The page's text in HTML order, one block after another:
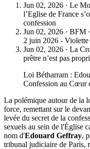
Jun 02, 2026 · Le
l’Eglise de France
confession
Jun 02, 2026 · BFM ·
2 juin 2026 -
Jun 02, 2026 · La
prêtre n’est pas
Loi Bétharram :
Confession au Cœur
La polémique autour de la
force, remettant sur le
levée du secret de la
sexuels au sein de l'Église
nom d'Edouard Geffray,
tribunal judiciaire de Paris,